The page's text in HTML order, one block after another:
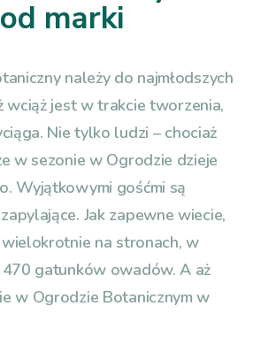
marki
należy do najmłodszych
wciąż jest w trakcie tworzenia,
Nie tylko ludzi – chociaż
w sezonie w Ogrodzie dzieje
Wyjątkowymi gośćmi są
Jak zapewne wiecie,
na stronach, w
470 gatunków owadów. A aż
w Ogrodzie Botanicznym w